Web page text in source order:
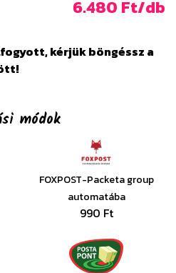
6.480 Ft/db
kérjük böngéssz a
módok
FOXPOST-Packeta group
automatába
990 Ft